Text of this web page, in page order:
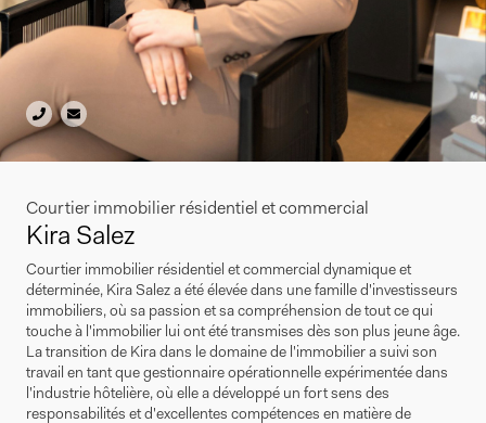
Courtier immobilier résidentiel et commercial
Kira Salez
Courtier immobilier résidentiel et commercial dynamique et
déterminée, Kira Salez a été élevée dans une famille d'investisseurs
immobiliers, où sa passion et sa compréhension de tout ce qui
touche à l'immobilier lui ont été transmises dès son plus jeune âge.
La transition de Kira dans le domaine de l'immobilier a suivi son
travail en tant que gestionnaire opérationnelle expérimentée dans
l'industrie hôtelière, où elle a développé un fort sens des
responsabilités et d'excellentes compétences en matière de